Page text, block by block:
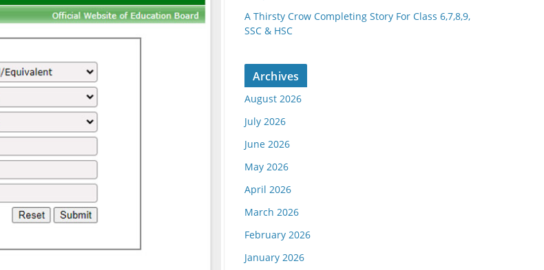
A Thirsty Crow Completing Story For Class 6,7,8,9,
SSC & HSC
Archives
August 2026
July 2026
June 2026
May 2026
April 2026
March 2026
February 2026
January 2026